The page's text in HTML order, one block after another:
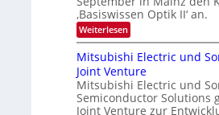
s
-
T
r
e
n
d
m
i
m
e
s
t
e
n
H
S
e
m
i
a
r
i
n
s
a
z
n
i
m
m
‚Basiswissen Optik II‘ an.
Weiterlesen:
O
p
t
i
k
-
K
Mitsubishi Electric und
Joint Venture
Mitsubishi Electric und
Semiconductor Solutions
Joint Venture zur